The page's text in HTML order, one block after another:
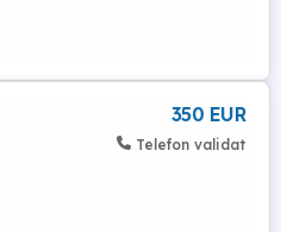
350 EUR
Telefon validat